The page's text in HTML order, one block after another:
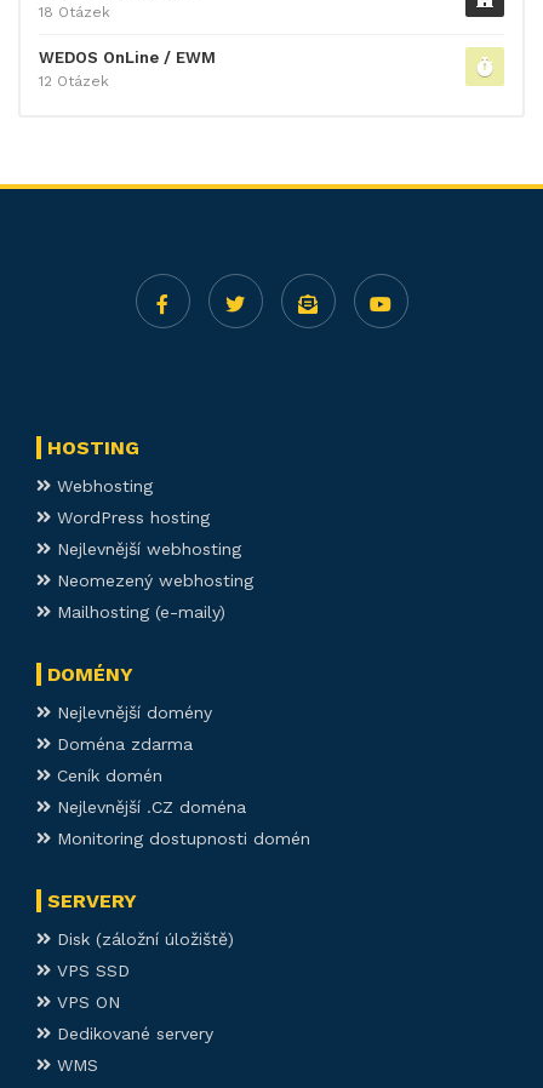
18 Otázek
WEDOS OnLine / EWM
12 Otázek
HOSTING
Webhosting
WordPress hosting
Nejlevnější webhosting
Neomezený webhosting
Mailhosting (e-maily)
DOMÉNY
Nejlevnější domény
Doména zdarma
Ceník domén
Nejlevnější .CZ doména
Monitoring dostupnosti domén
SERVERY
Disk (záložní úložiště)
VPS SSD
VPS ON
Dedikované servery
WMS